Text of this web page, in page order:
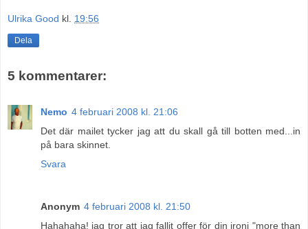
Ulrika Good kl. 19:56
Dela
5 kommentarer:
Nemo 4 februari 2008 kl. 21:06
Det där mailet tycker jag att du skall gå till botten med...in
på bara skinnet.
Svara
Anonym 4 februari 2008 kl. 21:50
Hahahaha! jag tror att jag fallit offer för din ironi "more than